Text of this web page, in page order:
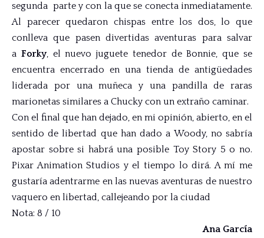
segunda parte y con la que se conecta inmediatamente.
Al parecer quedaron chispas entre los dos, lo que
conlleva que pasen divertidas aventuras para salvar
a Forky, el nuevo juguete tenedor de Bonnie, que se
encuentra encerrado en una tienda de antigüedades
liderada por una muñeca y una pandilla de raras
marionetas similares a Chucky con un extraño caminar.
Con el final que han dejado, en mi opinión, abierto, en el
sentido de libertad que han dado a Woody, no sabría
apostar sobre si habrá una posible Toy Story 5 o no.
Pixar Animation Studios y el tiempo lo dirá. A mí me
gustaría adentrarme en las nuevas aventuras de nuestro
vaquero en libertad, callejeando por la ciudad
Nota: 8 / 10
Ana García